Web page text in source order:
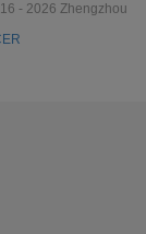
- 2026 Zhengzhou